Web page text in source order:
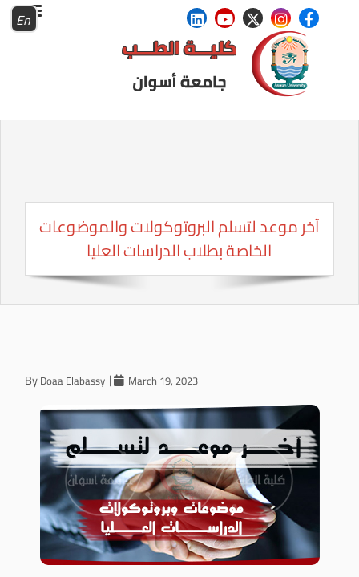
En
آخر موعد لتسلم البروتوكولات والموضوعات
الخاصة بطلاب الدراسات العليا
ByDoaa Elabassy March 19, 2023